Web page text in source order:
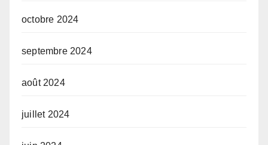
octobre 2024
septembre 2024
août 2024
juillet 2024